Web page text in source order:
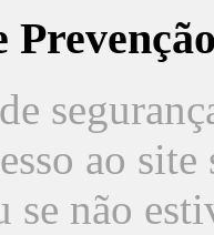
ao
se não